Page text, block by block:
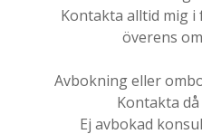
Kontakta alltid mig
överens
Avbokning eller
Kontakta
Ej avbokad